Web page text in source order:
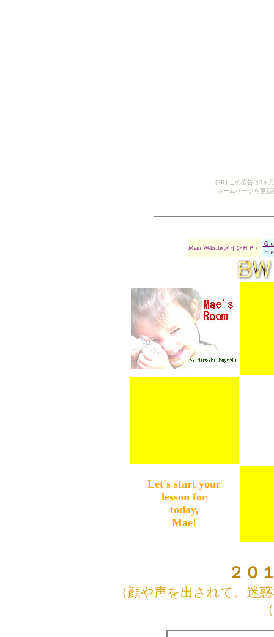
[PR] この広告は3ヶ
ホームページを更
Main Website(メインＨＰ）
Ｇ
ｄ
Let's start your
lesson for
today,
Mae!
２０
（顔や声を出されて、迷